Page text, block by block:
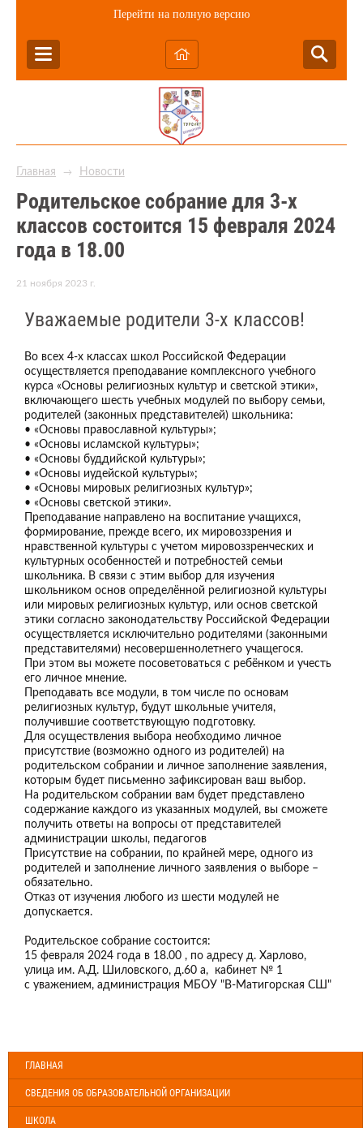
Перейти на полную версию
Главная → Новости
Родительское собрание для 3-х
классов состоится 15 февраля 2024
года в 18.00
21 ноября 2023 г.
Уважаемые родители 3-х классов!
Во всех 4-х классах школ Российской Федерации
осуществляется преподавание комплексного учебного
курса «Основы религиозных культур и светской этики»,
включающего шесть учебных модулей по выбору семьи,
родителей (законных представителей) школьника:
• «Основы православной культуры»;
• «Основы исламской культуры»;
• «Основы буддийской культуры»;
• «Основы иудейской культуры»;
• «Основы мировых религиозных культур»;
• «Основы светской этики».
Преподавание направлено на воспитание учащихся,
формирование, прежде всего, их мировоззрения и
нравственной культуры с учетом мировоззренческих и
культурных особенностей и потребностей семьи
школьника. В связи с этим выбор для изучения
школьником основ определённой религиозной культуры
или мировых религиозных культур, или основ светской
этики согласно законодательству Российской Федерации
осуществляется исключительно родителями (законными
представителями) несовершеннолетнего учащегося.
При этом вы можете посоветоваться с ребёнком и учесть
его личное мнение.
Преподавать все модули, в том числе по основам
религиозных культур, будут школьные учителя,
получившие соответствующую подготовку.
Для осуществления выбора необходимо личное
присутствие (возможно одного из родителей) на
родительском собрании и личное заполнение заявления,
которым будет письменно зафиксирован ваш выбор.
На родительском собрании вам будет представлено
содержание каждого из указанных модулей, вы сможете
получить ответы на вопросы от представителей
администрации школы, педагогов
Присутствие на собрании, по крайней мере, одного из
родителей и заполнение личного заявления о выборе –
обязательно.
Отказ от изучения любого из шести модулей не
допускается.
Родительское собрание состоится:
15 февраля 2024 года в 18.00 , по адресу д. Харлово,
улица им. А.Д. Шиловского, д.60 а, кабинет № 1
с уважением, администрация МБОУ "В-Матигорская СШ"
ГЛАВНАЯ
СВЕДЕНИЯ ОБ ОБРАЗОВАТЕЛЬНОЙ ОРГАНИЗАЦИИ
ШКОЛА